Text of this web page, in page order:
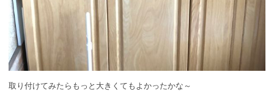
取り付けてみたらもっと大きくてもよかったかな～